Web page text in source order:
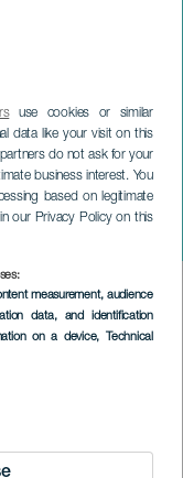
use cookies or similar
data like your visit on this
do not ask for your
business interest. You
based on legitimate
our Privacy Policy on this
measurement, audience
data, and identification
on a device, Technical